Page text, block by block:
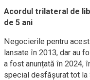
Acordul trilateral de
de 5 ani
Negocierile pentru
lansate în 2013, dar au
a fost anunțată în 2024,
special desfășurat tot la